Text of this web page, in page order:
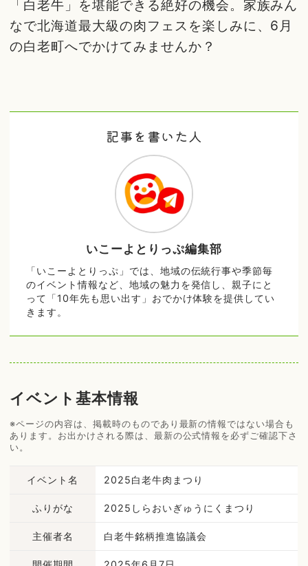
「白老牛」を堪能できる絶好の機会。家族みん
なで北海道最大級の肉フェスを楽しみに、6月
の白老町へでかけてみませんか？
記事を書いた人
いこーよとりっぷ編集部
「いこーよとりっぷ」では、地域の伝統行事や季節毎
のイベント情報など、地域の魅力を発信し、親子にと
って「10年先も思い出す」おでかけ体験を提供してい
きます。
イベント基本情報
※ページの内容は、掲載時のものであり最新の情報ではない場合も
あります。お出かけされる際は、最新の公式情報を必ずご確認下さ
い。
イベント名 2025白老牛肉まつり
ふりがな 2025しらおいぎゅうにくまつり
主催者名 白老牛銘柄推進協議会